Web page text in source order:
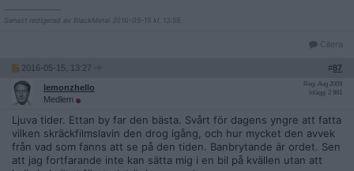
Senast redigerad av BlackMetal 2016-05-15 kl. 13:55.
Citera
2016-05-15, 13:27 #87
lemonzhello
Medlem
Reg: Aug 2009
Inlägg: 2 981
Ljuva tider. Ettan by far den bästa. Svårt för dagens yngre att fatta
vilken skräckfilmslavin den drog igång, och hur mycket den avvek
från vad som fanns att se på den tiden. Banbrytande är ordet. Sen
att jag fortfarande inte kan sätta mig i en bil på kvällen utan att